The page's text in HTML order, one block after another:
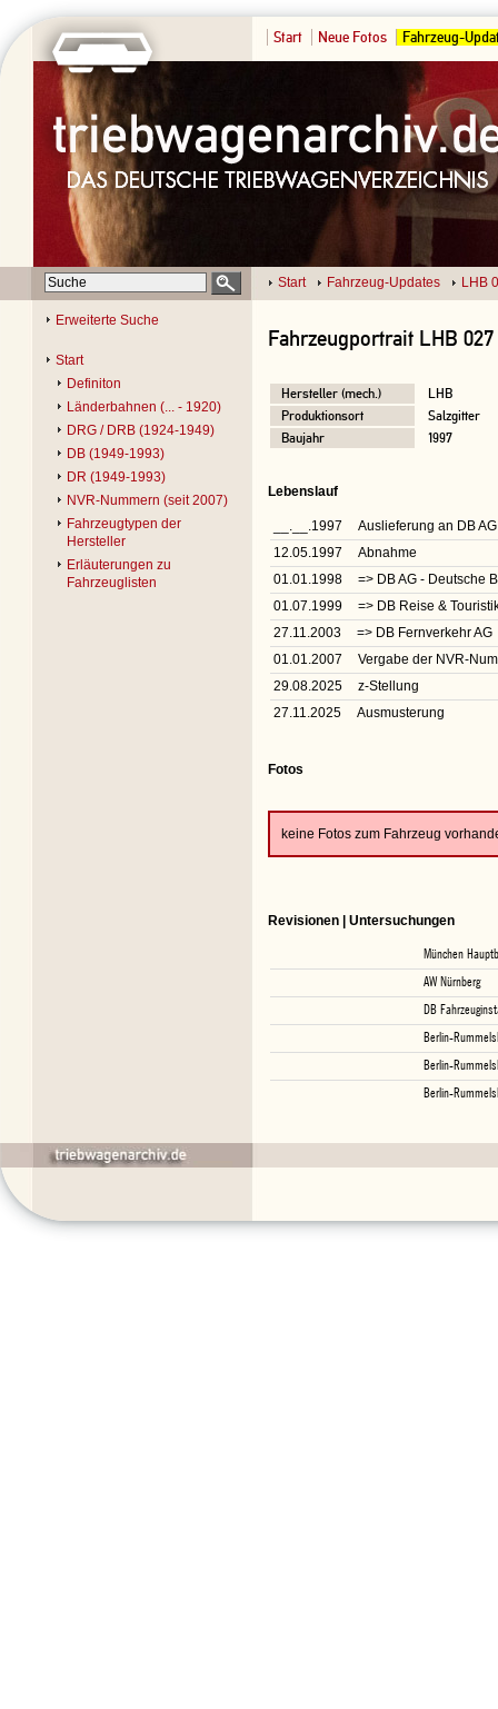
Start Neue Fotos Fahrzeug-
Start Fahrzeug-Updates LHB
Erweiterte Suche
Start
Definiton
Länderbahnen (... - 1920)
DRG / DRB (1924-1949)
DB (1949-1993)
DR (1949-1993)
NVR-Nummern (seit 2007)
Fahrzeugtypen der
Hersteller
Erläuterungen zu
Fahrzeuglisten
Fahrzeugportrait LHB 027
Hersteller (mech.)
LHB
Produktionsort
Salzgitter
Baujahr
1997
Lebenslauf
__.__.1997
Auslieferung an DB
12.05.1997
Abnahme
01.01.1998
=> DB AG - Deutsche
01.07.1999
=> DB Reise &
27.11.2003
=> DB Fernverkehr AG
01.01.2007
Vergabe der NVR-
29.08.2025
z-Stellung
27.11.2025
Ausmusterung
Fotos
keine Fotos zum Fahrzeug
Revisionen | Untersuchungen
München
AW Nürnberg
DB
Berlin-
Berlin-
Berlin-